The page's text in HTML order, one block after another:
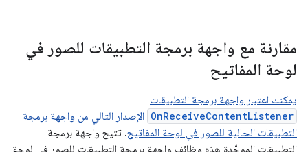
مقارنة مع واجهة برمجة التطبيقات للصور في
لوحة المفاتيح
يمكنك اعتبار واجهة برمجة التطبيقات
OnReceiveContentListener الإصدار التالي من واجهة برمجة
التطبيقات الحالية للصور في لوحة المفاتيح. تتيح واجهة برمجة
التطبيقات الموحّدة هذه وظائف واجهة برمجة التطبيقات للصور في لوحة